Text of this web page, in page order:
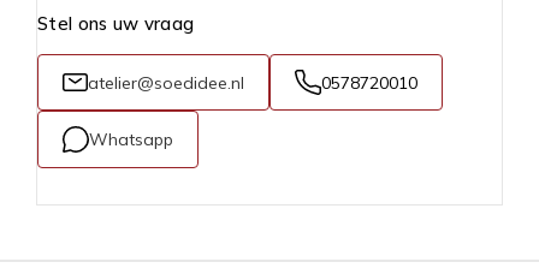
Stel ons uw vraag
atelier@soedidee.nl 0578720010
Whatsapp